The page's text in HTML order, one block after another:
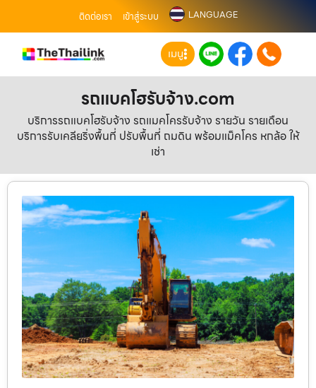
ติดต่อเรา เข้าสู่ระบบ LANGUAGE
เมนู
รถแบคโฮรับจ้าง.com
บริการรถแบคโฮรับจ้าง รถแมคโครรับจ้าง รายวัน รายเดือน
บริการรับเคลียริ่งพื้นที่ ปรับพื้นที่ ถมดิน พร้อมแม็คโคร หกล้อ ให้
เช่า